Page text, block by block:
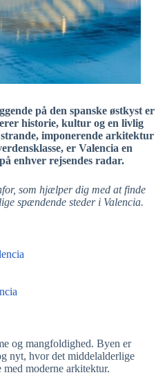
på den spanske østkyst er
historie, kultur og en livlig
imponerende arkitektur
er Valencia en
enhver rejsendes radar.
som hjælper dig med at finde
spændende steder i Valencia.
og mangfoldighed. Byen er
nyt, hvor det middelalderlige
moderne arkitektur.